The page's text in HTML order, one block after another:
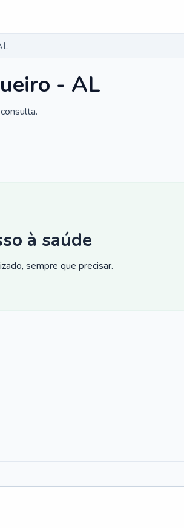
- AL
à saúde
sempre que precisar.